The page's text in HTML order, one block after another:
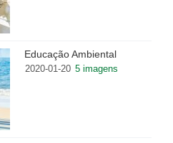
Educação Ambiental
2020-01-20 5 imagens